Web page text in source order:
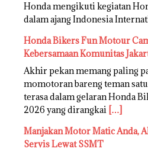
Honda mengikuti kegiatan
dalam ajang Indonesia
Honda Bikers Fun Motour
Kebersamaan Komunitas
Akhir pekan memang paling
momotoran bareng teman
terasa dalam gelaran Honda
2026 yang dirangkai […]
Manjakan Motor Matic Anda,
Servis Lewat SSMT